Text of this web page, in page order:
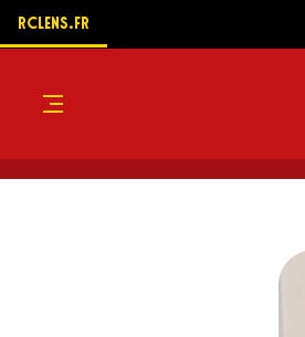
RCLENS.FR
Menu